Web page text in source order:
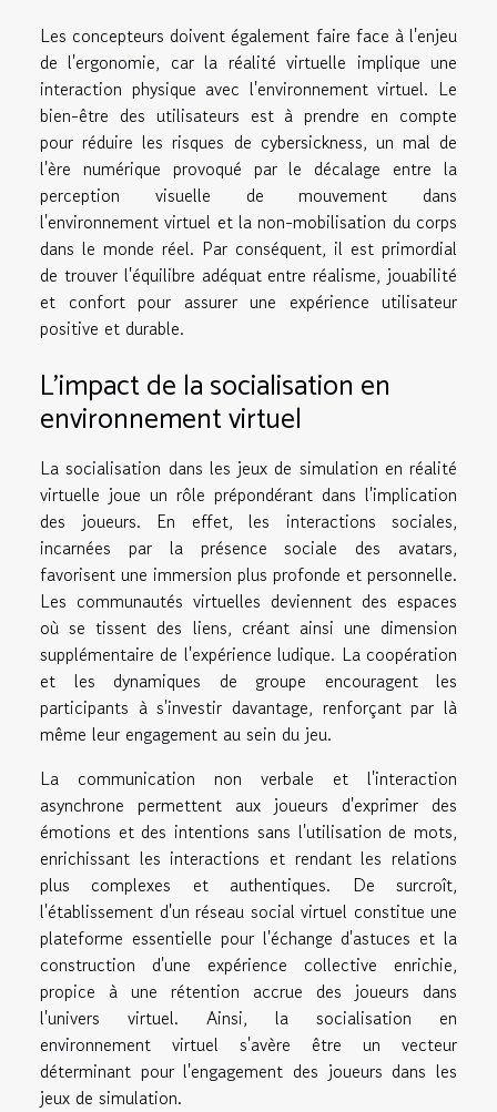
Les concepteurs doivent également faire face à l'enjeu
de l'ergonomie, car la réalité virtuelle implique une
interaction physique avec l'environnement virtuel. Le
bien-être des utilisateurs est à prendre en compte
pour réduire les risques de cybersickness, un mal de
l'ère numérique provoqué par le décalage entre la
perception visuelle de mouvement dans
l'environnement virtuel et la non-mobilisation du corps
dans le monde réel. Par conséquent, il est primordial
de trouver l'équilibre adéquat entre réalisme, jouabilité
et confort pour assurer une expérience utilisateur
positive et durable.
L'impact de la socialisation en
environnement virtuel
La socialisation dans les jeux de simulation en réalité
virtuelle joue un rôle prépondérant dans l'implication
des joueurs. En effet, les interactions sociales,
incarnées par la présence sociale des avatars,
favorisent une immersion plus profonde et personnelle.
Les communautés virtuelles deviennent des espaces
où se tissent des liens, créant ainsi une dimension
supplémentaire de l'expérience ludique. La coopération
et les dynamiques de groupe encouragent les
participants à s'investir davantage, renforçant par là
même leur engagement au sein du jeu.
La communication non verbale et l'interaction
asynchrone permettent aux joueurs d'exprimer des
émotions et des intentions sans l'utilisation de mots,
enrichissant les interactions et rendant les relations
plus complexes et authentiques. De surcroît,
l'établissement d'un réseau social virtuel constitue une
plateforme essentielle pour l'échange d'astuces et la
construction d'une expérience collective enrichie,
propice à une rétention accrue des joueurs dans
l'univers virtuel. Ainsi, la socialisation en
environnement virtuel s'avère être un vecteur
déterminant pour l'engagement des joueurs dans les
jeux de simulation.